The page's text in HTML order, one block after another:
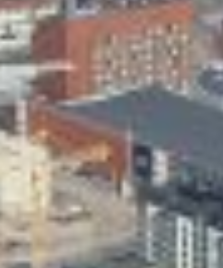
Skeittihalli
Varhaiskasvatus
Ateria- ja välipalamaksut
Mämminiemi
Taideapteekki
Kirjasto
Valon Kaupunki
Lasten Lysti & LystiKylä-festivaali